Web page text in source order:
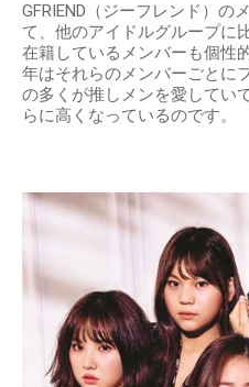
GFRIEND（ジーフレンド）の
て、他のアイドルグループに
在籍しているメンバーも個性
年はそれらのメンバーごとに
の多くが推しメンを愛してい
らに高くなっているのです。